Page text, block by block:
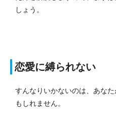
しょう。
恋愛に縛られない
すんなりいかないのは、あな
もしれません。